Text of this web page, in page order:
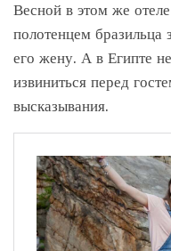
Весной в этом же
полотенцем бразильца
его жену. А в Египте
извиниться перед
высказывания.